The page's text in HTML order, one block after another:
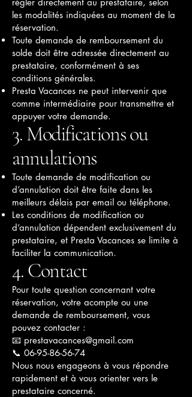
les modalités indiquées au moment de la
réservation.
Toute demande de remboursement du
solde doit être adressée directement au
prestataire, conformément à ses
conditions générales.
Presta Vacances ne peut intervenir que
comme intermédiaire pour transmettre et
appuyer votre demande.
3. Modifications ou
annulations
Toute demande de modification ou
d’annulation doit être faite dans les
meilleurs délais par email ou téléphone.
Les conditions de modification ou
d’annulation dépendent exclusivement du
prestataire, et Presta Vacances se limite à
faciliter la communication.
4. Contact
Pour toute question concernant votre
réservation, votre acompte ou une
demande de remboursement, vous
pouvez contacter :
📧 prestavacances@gmail.com
📞 06-95-86-56-74
Nous nous engageons à vous répondre
rapidement et à vous orienter vers le
prestataire concerné.